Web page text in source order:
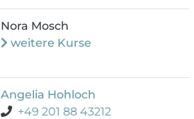
Nora Mosch
weitere Kurse
Angelia Hohloch
+49 201 88 43212